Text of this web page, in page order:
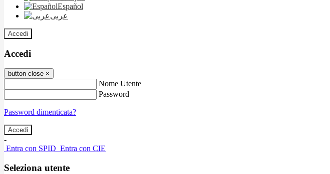
Español
عربى
Accedi
Accedi
button close ×
Nome Utente
Password
Password dimenticata?
-
Entra con SPID Entra con CIE
Seleziona utente